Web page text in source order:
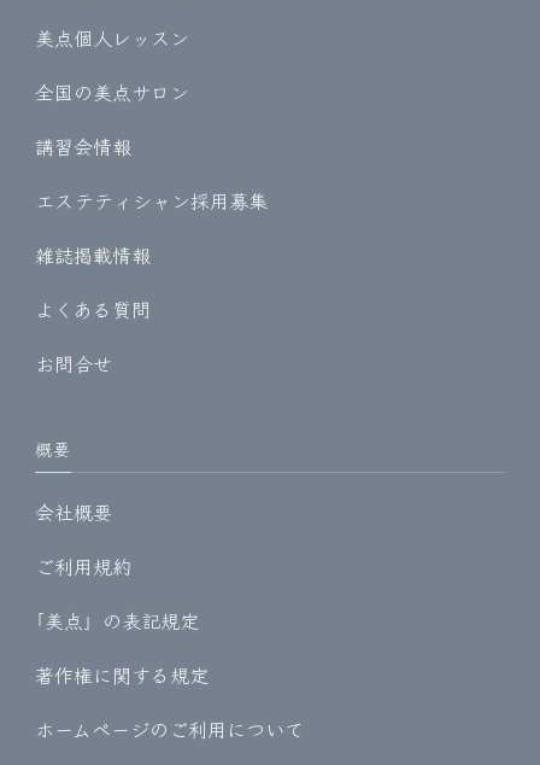
美点個人レッスン
全国の美点サロン
講習会情報
エステティシャン採用募集
雑誌掲載情報
よくある質問
お問合せ
概要
会社概要
ご利用規約
｢美点」の表記規定
著作権に関する規定
ホームページのご利用について